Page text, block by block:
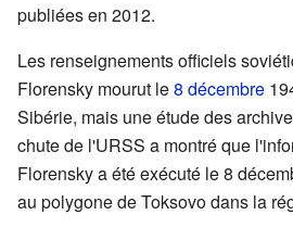
publiées en 2012.
Les renseignements officiels
Florensky mourut le8 décembre
Sibérie, mais une étude des
chute de l'URSS a montré que
Florensky a été exécuté le 8
au polygone de Toksovo dans la